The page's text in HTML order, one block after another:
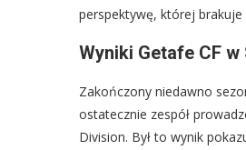
perspektywę, której
Wyniki Getafe CF
Zakończony niedawno
ostatecznie zespół
Division. Był to wynik